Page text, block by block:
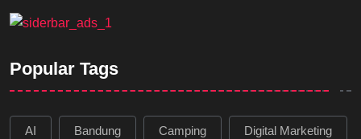
Popular Tags
AI Bandung Camping Digital Marketing